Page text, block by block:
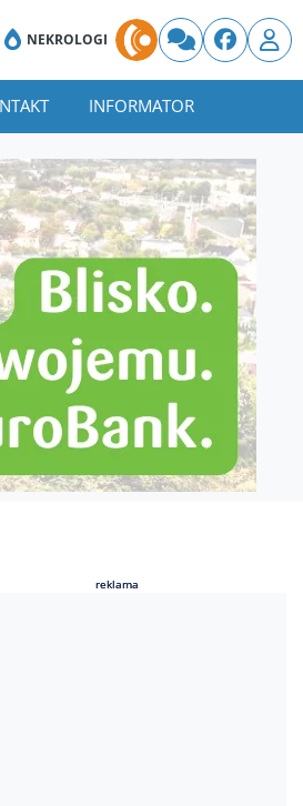
NEKROLOGI
INFORMATOR
reklama
reklama